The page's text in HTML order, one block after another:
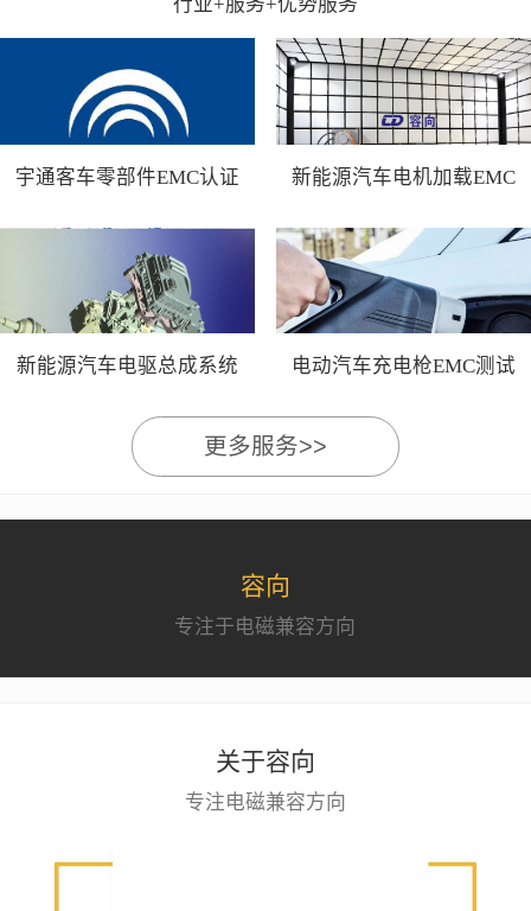
宇通客车零部件EMC认证
新能源汽车电机加载EMC
新能源汽车电驱总成系统
电动汽车充电枪EMC测试
更多服务>>
容向
专注于电磁兼容方向
关于容向
专注电磁兼容方向